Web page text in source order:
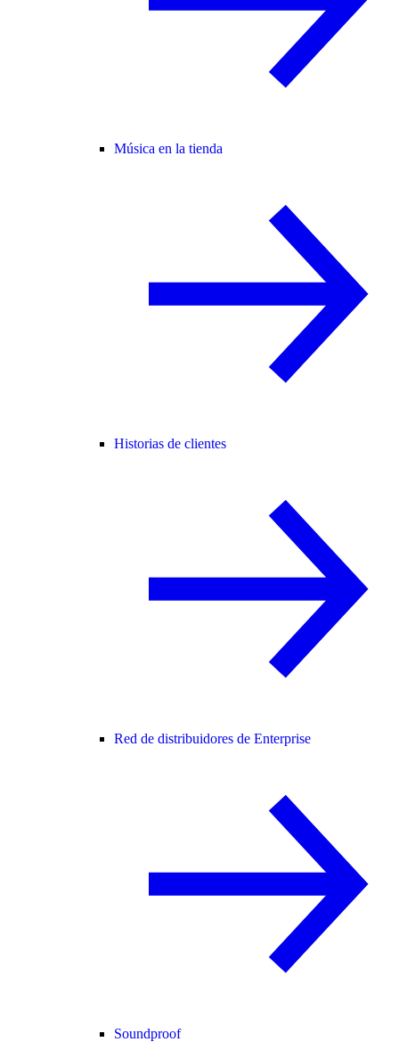
Música en la tienda
Historias de clientes
Red de distribuidores de Enterprise
Soundproof